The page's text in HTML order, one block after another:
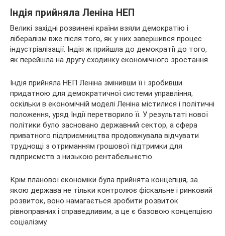
Індія прийняла Леніна НЕП
Великі західні розвинені країни взяли демократію і
лібералізм вже після того, як у них завершився процес
індустріалізації. Індія ж прийшла до демократії до того,
як перейшла на другу сходинку економічного зростання.
Індія прийняла НЕП Леніна змінивши її і зробивши
придатною для демократичної системи управління,
оскільки в економічній моделі Леніна містилися і політичні
положення, уряд Індії перетворило її. У результаті нової
політики було засновано державний сектор, а сфера
приватного підприємництва продовжувала відчувати
труднощі з отриманням грошової підтримки для
підприємств з низькою рентабельністю.
Крім планової економіки була прийнята концепція, за
якою держава не тільки контролює фіскальне і ринковий
розвиток, воно намагається зробити розвиток
рівноправних і справедливим, а це є базовою концепцією
соціалізму.